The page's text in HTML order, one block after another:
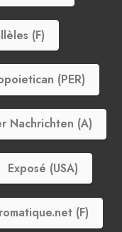
(F)
(PER)
Nachrichten (A)
Exposé (USA)
(F)